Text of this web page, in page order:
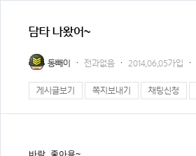
담타 나왔어~
동빼이 전과없음 2014.06.05가입
게시글보기 쪽지보내기 채팅신청
바람 좋아용~